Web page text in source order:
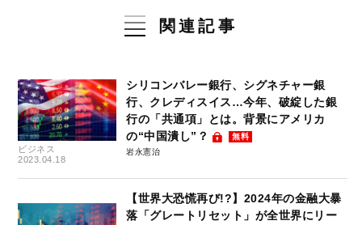
関連記事
ビジネス
2023.04.18
シリコンバレー銀行、シグネチャー銀
行、クレディスイス…今年、破綻した銀
行の「共通項」とは。背景にアメリカ
の“中国潰し”？
無料
岩永憲治
【世界大恐慌再び!?】2024年の金融大暴
落「グレートリセット」が全世界にリー